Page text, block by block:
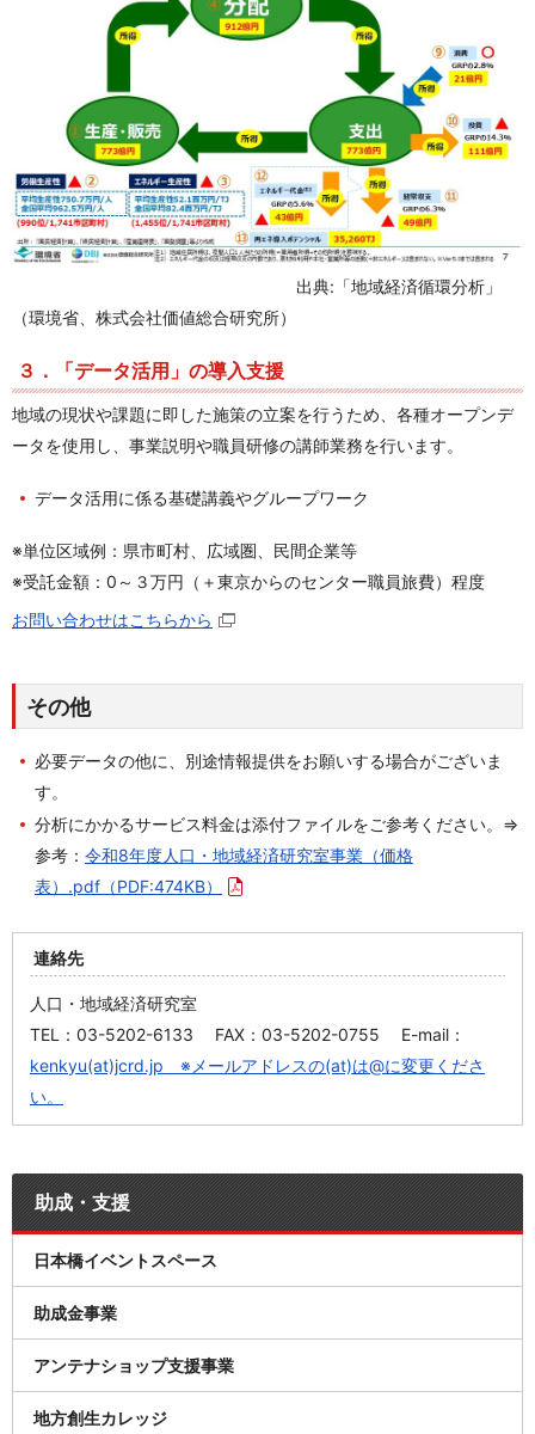
出典:「地域経済循環分析」
（環境省、株式会社価値総合研究所）
３．「データ活用」の導入支援
地域の現状や課題に即した施策の立案を行うため、各種オープンデ
ータを使用し、事業説明や職員研修の講師業務を行います。
データ活用に係る基礎講義やグループワーク
※単位区域例：県市町村、広域圏、民間企業等
※受託金額：0～３万円（＋東京からのセンター職員旅費）程度
お問い合わせはこちらから
その他
必要データの他に、別途情報提供をお願いする場合がございま
す。
分析にかかるサービス料金は添付ファイルをご参考ください。⇒
参考： 令和8年度人口・地域経済研究室事業（価格
表）.pdf （PDF:474KB）
連絡先
人口・地域経済研究室
TEL：03-5202-6133 FAX：03-5202-0755 E-mail：
kenkyu(at)jcrd.jp ※メールアドレスの(at)は@に変更くださ
い。
助成・支援
日本橋イベントスペース
助成金事業
アンテナショップ支援事業
地方創生カレッジ